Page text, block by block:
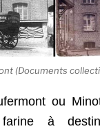
(Documents
ou
à